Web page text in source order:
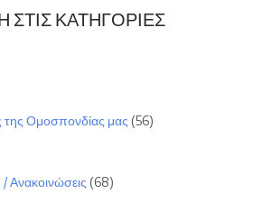
ΣΤΙΣ ΚΑΤΗΓΟΡΊΕΣ
της Ομοσπονδίας μας (56)
Ανακοινώσεις (68)